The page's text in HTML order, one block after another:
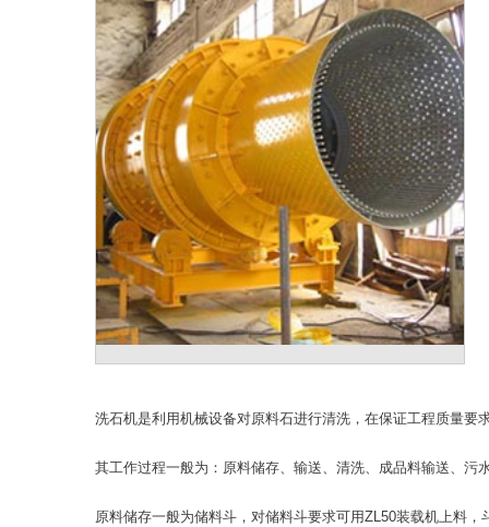
洗石机是利用机械设备对原料石进行清洗，在保证工程质量
其工作过程一般为：原料储存、输送、清洗、成品料输送、污
原料储存一般为储料斗，对储料斗要求可用ZL50装载机上料